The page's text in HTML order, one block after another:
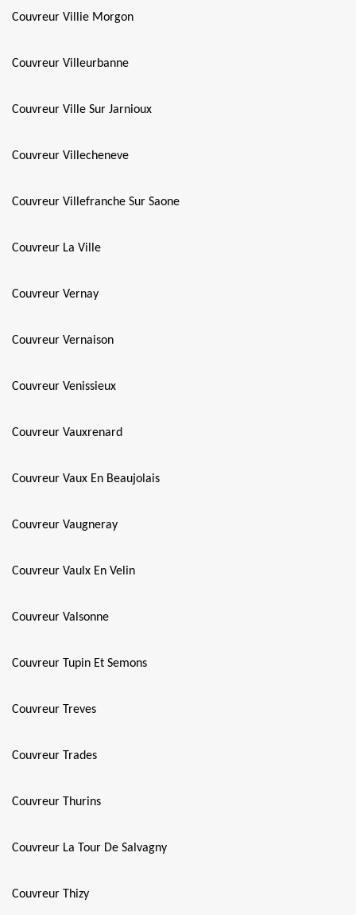
Couvreur Villie Morgon
Couvreur Villeurbanne
Couvreur Ville Sur Jarnioux
Couvreur Villecheneve
Couvreur Villefranche Sur Saone
Couvreur La Ville
Couvreur Vernay
Couvreur Vernaison
Couvreur Venissieux
Couvreur Vauxrenard
Couvreur Vaux En Beaujolais
Couvreur Vaugneray
Couvreur Vaulx En Velin
Couvreur Valsonne
Couvreur Tupin Et Semons
Couvreur Treves
Couvreur Trades
Couvreur Thurins
Couvreur La Tour De Salvagny
Couvreur Thizy